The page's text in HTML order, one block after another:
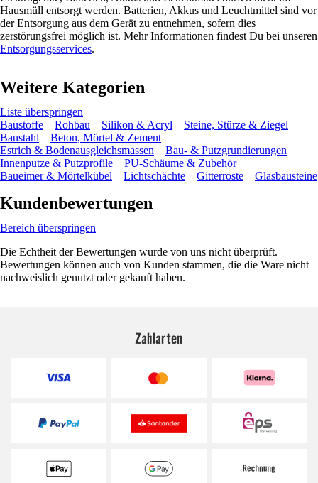
Hausmüll entsorgt werden. Batterien, Akkus und Leuchtmittel sind vor
der Entsorgung aus dem Gerät zu entnehmen, sofern dies
zerstörungsfrei möglich ist. Mehr Informationen findest Du bei unseren
Entsorgungsservices.
Weitere Kategorien
Liste überspringen
Baustoffe
Rohbau Silikon & Acryl
Steine, Stürze & Ziegel
Baustahl
Beton, Mörtel & Zement
Estrich & Bodenausgleichsmassen
Bau- & Putzgrundierungen
Innenputze & Putzprofile
PU-Schäume & Zubehör
Baueimer & Mörtelkübel
Lichtschächte Gitterroste Glasbausteine
Kundenbewertungen
Bereich überspringen
Die Echtheit der Bewertungen wurde von uns nicht überprüft.
Bewertungen können auch von Kunden stammen, die die Ware nicht
nachweislich genutzt oder gekauft haben.
Zahlarten